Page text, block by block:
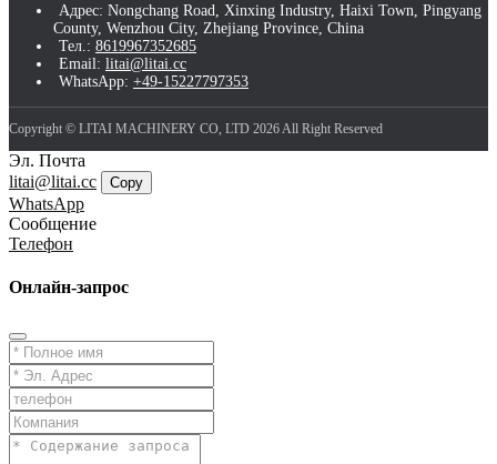
Адрес: Nongchang Road, Xinxing Industry, Haixi Town, Pingyang
County, Wenzhou City, Zhejiang Province, China
Тел.: 8619967352685
Email: litai@litai.cc
WhatsApp: +49-15227797353
Copyright © LITAI MACHINERY CO, LTD 2026 All Right Reserved
Эл. Почта
litai@litai.cc
Copy
WhatsApp
Сообщение
Телефон
Онлайн-запрос